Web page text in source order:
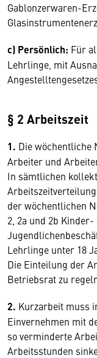
Gablonzerwaren-
c) Persönlich: Für
Lehrlinge, mit
§ 2 Arbeitszeit
1. Die
Arbeiter und
In sämtlichen
der wöchentlichen
2, 2a und 2b Kinder-
Lehrlinge unter 18
Die Einteilung der
Betriebsrat zu
2. Kurzarbeit muss
Einvernehmen mit
so verminderte
Arbeitsstunden